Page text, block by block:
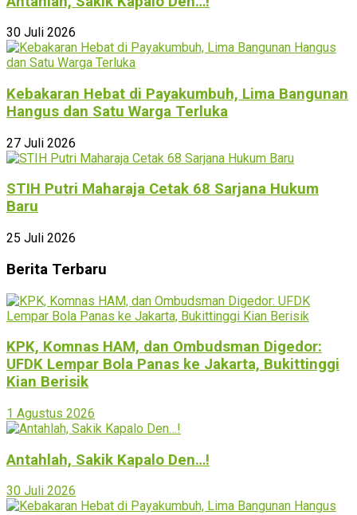
30 Juli 2026
Kebakaran Hebat di Payakumbuh, Lima Bangunan
Hangus dan Satu Warga Terluka
27 Juli 2026
STIH Putri Maharaja Cetak 68 Sarjana Hukum
Baru
25 Juli 2026
Berita Terbaru
KPK, Komnas HAM, dan Ombudsman Digedor:
UFDK Lempar Bola Panas ke Jakarta, Bukittinggi
Kian Berisik
1 Agustus 2026
Antahlah, Sakik Kapalo Den…!
30 Juli 2026